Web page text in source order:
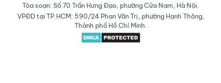
Tòa soạn: Số 70 Trần Hưng Đạo, phường Cửa Nam, Hà Nội.
VPĐD tại TP.HCM: 590/24 Phan Văn Trị, phường Hạnh Thông,
Thành phố Hồ Chí Minh.